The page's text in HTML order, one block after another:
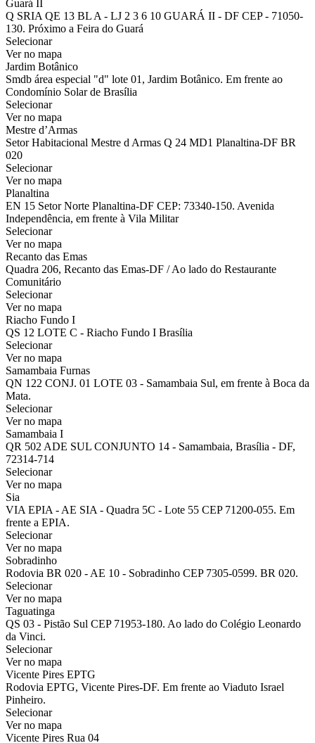
Guará II
Q SRIA QE 13 BL A - LJ 2 3 6 10 GUARÁ II - DF CEP - 71050-
130. Próximo a Feira do Guará
Selecionar
Ver no mapa
Jardim Botânico
Smdb área especial "d" lote 01, Jardim Botânico. Em frente ao
Condomínio Solar de Brasília
Selecionar
Ver no mapa
Mestre d’Armas
Setor Habitacional Mestre d Armas Q 24 MD1 Planaltina-DF BR
020
Selecionar
Ver no mapa
Planaltina
EN 15 Setor Norte Planaltina-DF CEP: 73340-150. Avenida
Independência, em frente à Vila Militar
Selecionar
Ver no mapa
Recanto das Emas
Quadra 206, Recanto das Emas-DF / Ao lado do Restaurante
Comunitário
Selecionar
Ver no mapa
Riacho Fundo I
QS 12 LOTE C - Riacho Fundo I Brasília
Selecionar
Ver no mapa
Samambaia Furnas
QN 122 CONJ. 01 LOTE 03 - Samambaia Sul, em frente à Boca da
Mata.
Selecionar
Ver no mapa
Samambaia I
QR 502 ADE SUL CONJUNTO 14 - Samambaia, Brasília - DF,
72314-714
Selecionar
Ver no mapa
Sia
VIA EPIA - AE SIA - Quadra 5C - Lote 55 CEP 71200-055. Em
frente a EPIA.
Selecionar
Ver no mapa
Sobradinho
Rodovia BR 020 - AE 10 - Sobradinho CEP 7305-0599. BR 020.
Selecionar
Ver no mapa
Taguatinga
QS 03 - Pistão Sul CEP 71953-180. Ao lado do Colégio Leonardo
da Vinci.
Selecionar
Ver no mapa
Vicente Pires EPTG
Rodovia EPTG, Vicente Pires-DF. Em frente ao Viaduto Israel
Pinheiro.
Selecionar
Ver no mapa
Vicente Pires Rua 04